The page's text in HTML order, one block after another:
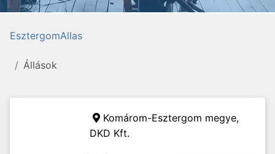
EsztergomAllas
Állások
Komárom-Esztergom megye,
DKD Kft.